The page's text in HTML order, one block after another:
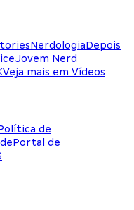
NerdologiaDepois
Jovem Nerd
Veja mais em Vídeos
de
Portal de